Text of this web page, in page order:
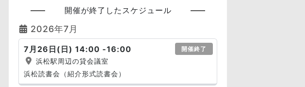
開催が終了したスケジュール
2026年7月
7月26日(日) 14:00 -16:00 開催終了
浜松駅周辺の貸会議室
浜松読書会（紹介形式読書会）